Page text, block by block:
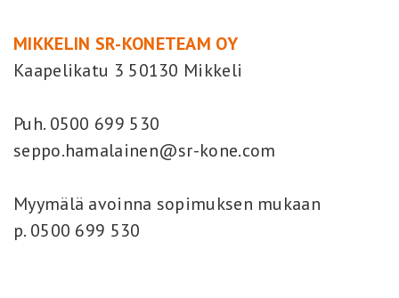
MIKKELIN SR-KONETEAM OY
Kaapelikatu 3 50130 Mikkeli
Puh. 0500 699 530
seppo.hamalainen@sr-kone.com
Myymälä avoinna sopimuksen mukaan
p. 0500 699 530